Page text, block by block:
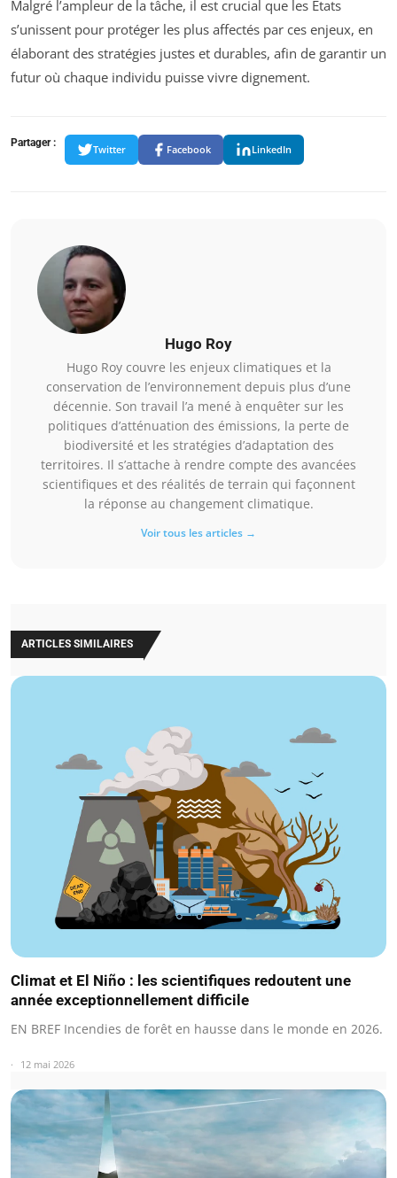
Malgré l’ampleur de la tâche, il est crucial que les États
s’unissent pour protéger les plus affectés par ces enjeux, en
élaborant des stratégies justes et durables, afin de garantir un
futur où chaque individu puisse vivre dignement.
Partager :
Twitter Facebook LinkedIn
Hugo Roy
Hugo Roy couvre les enjeux climatiques et la
conservation de l’environnement depuis plus d’une
décennie. Son travail l’a mené à enquêter sur les
politiques d’atténuation des émissions, la perte de
biodiversité et les stratégies d’adaptation des
territoires. Il s’attache à rendre compte des avancées
scientifiques et des réalités de terrain qui façonnent
la réponse au changement climatique.
Voir tous les articles →
ARTICLES SIMILAIRES
Climat et El Niño : les scientifiques redoutent une
année exceptionnellement difficile
EN BREF Incendies de forêt en hausse dans le monde en 2026.
12 mai 2026